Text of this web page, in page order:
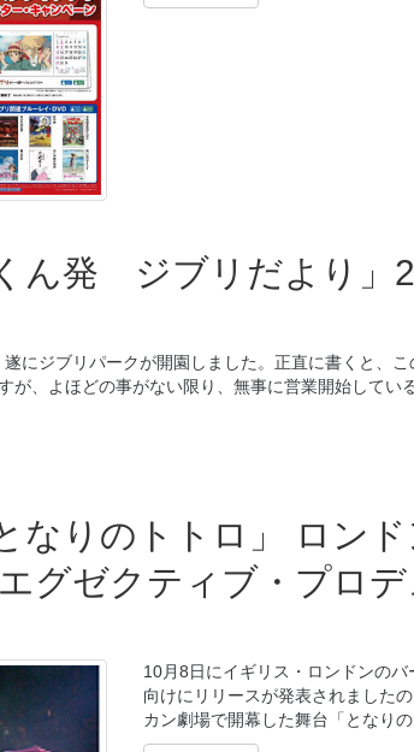
くん発 ジブリだより」
にジブリパークが開園しました。正直に書くと、
が、よほどの事がない限り、無事に営業開始してい
なりのトトロ」 ロン
グゼクティブ・プロ
10月8日にイギリス・ロンドンの
向けにリリースが発表されました
カン劇場で開幕した舞台「となり